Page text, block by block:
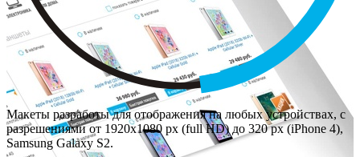
Макеты разработы для отображения на любых устройствах, с
разрешениями от 1920х1080 px (full HD) до 320 px (iPhone 4),
Samsung Galaxy S2.